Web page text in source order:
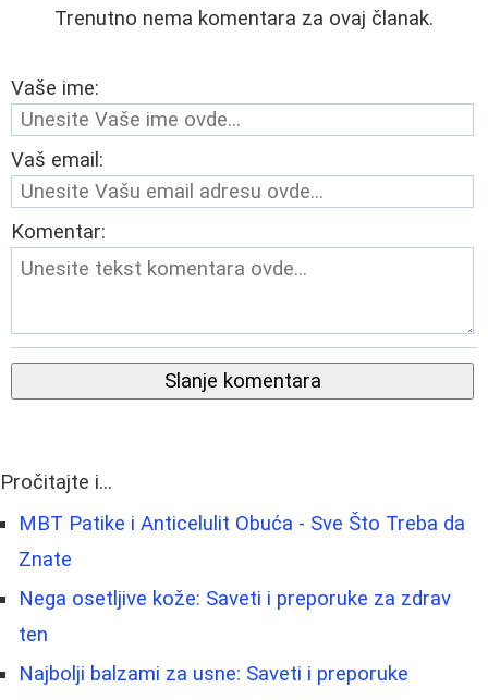
Trenutno nema komentara za ovaj članak.
Vaše ime:
Vaš email:
Komentar:
Slanje komentara
Pročitajte i...
MBT Patike i Anticelulit Obuća - Sve Što Treba da
Znate
Nega osetljive kože: Saveti i preporuke za zdrav
ten
Najbolji balzami za usne: Saveti i preporuke